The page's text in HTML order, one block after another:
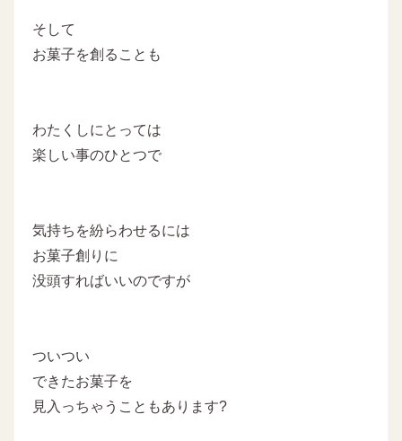
そして
お菓子を創ることも
わたくしにとっては
楽しい事のひとつで
気持ちを紛らわせるには
お菓子創りに
没頭すればいいのですが
ついつい
できたお菓子を
見入っちゃうこともあります?